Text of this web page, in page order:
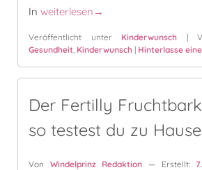
InDer Ovulationstest ist immer
weiterlesen →
Veröffentlicht unter Kinderwunsch |
Gesundheit Kinderwunsch | Hinterlasse
Der Fertilly
so testest du zu Hause
Von Windelprinz Redaktion — Erstellt: